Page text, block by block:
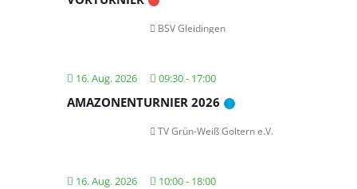
BSV Gleidingen
16. Aug. 2026 09:30- 17:00
AMAZONENTURNIER 2026
TV Grün-Weiß Goltern e.V.
16. Aug. 2026 10:00- 18:00